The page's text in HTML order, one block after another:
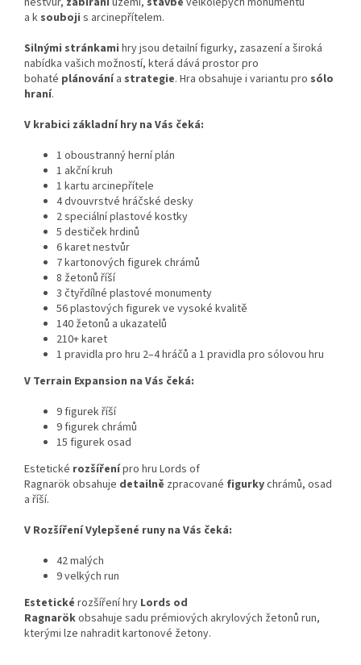
a k souboji s arcinepřítelem.
Silnými stránkami hry jsou detailní figurky, zasazení a široká
nabídka vašich možností, která dává prostor pro
bohaté plánovánía strategie. Hra obsahuje i variantu pro sólo
hraní.
V krabici základní hry na Vás čeká:
1 oboustranný herní plán
1 akční kruh
1 kartu arcinepřítele
4 dvouvrstvé hráčské desky
2 speciální plastové kostky
5 destiček hrdinů
6 karet nestvůr
7 kartonových figurek chrámů
8 žetonů říší
3 čtyřdílné plastové monumenty
56 plastových figurek ve vysoké kvalitě
140 žetonů a ukazatelů
210+ karet
1 pravidla pro hru 2–4 hráčů a 1 pravidla pro sólovou hru
V Terrain Expansion na Vás čeká:
9 figurek říší
9 figurek chrámů
15 figurek osad
Estetické rozšířenípro hru Lords of
Ragnarök obsahuje detailně zpracované figurkychrámů, osad
a říší.
V Rozšíření Vylepšené runy na Vás čeká:
42 malých
9 velkých run
Estetické rozšíření hry Lords od
Ragnarökobsahuje sadu prémiových akrylových žetonů run,
kterými lze nahradit kartonové žetony.